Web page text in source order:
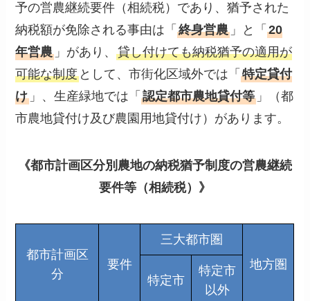
予の営農継続要件（相続税）であり、猶予された
納税額が免除される事由は「終身営農 」と「20
年営農 」があり、貸し付けても納税猶予の適用が
可能な制度 として、市街化区域外では「特定貸付
け 」、生産緑地では「認定都市農地貸付等 」（都
市農地貸付け及び農園用地貸付け）があります。
《都市計画区分別農地の納税猶予制度の営農継続
要件等（相続税）》
都市計画区
分
要件
三大都市圏
地方圏
特定市
特定市
以外